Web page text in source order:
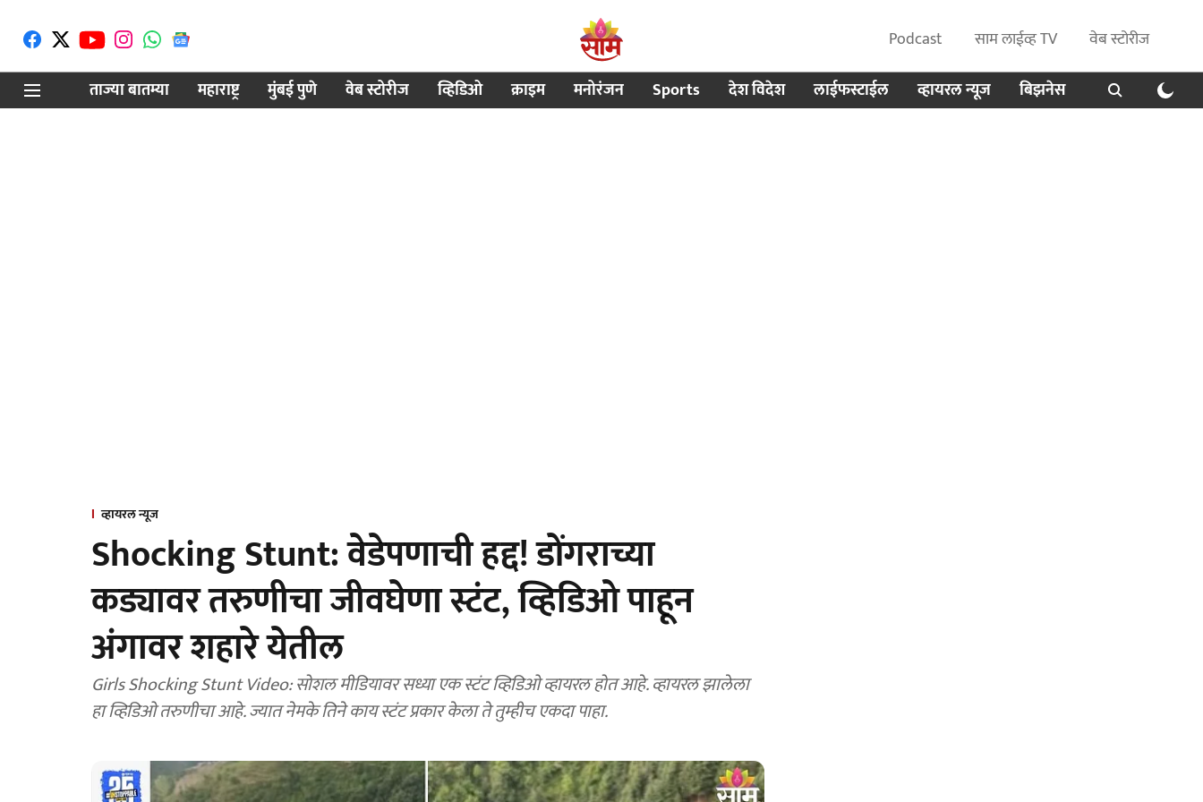
Podcast साम लाईव्ह TV
वेब स्टोरीज
ताज्या बातम्या
महाराष्ट्र मुंबई पुणे वेब स्टोरीज व्हिडिओ क्राइम मनोरंजन Sports देश विदेश लाईफस्टाईल व्हायरल न्यूज बिझनेस
व्हायरल न्यूज
Shocking Stunt: वेडेपणाची हद्द! डोंगराच्या
कड्यावर तरुणीचा जीवघेणा स्टंट, व्हिडिओ पाहून
अंगावर शहारे येतील
Girls Shocking Stunt Video: सोशल मीडियावर सध्या एक स्टंट व्हिडिओ व्हायरल होत आहे. व्हायरल झालेला
हा व्हिडिओ तरुणीचा आहे. ज्यात नेमके तिने काय स्टंट प्रकार केला ते तुम्हीच एकदा पाहा.